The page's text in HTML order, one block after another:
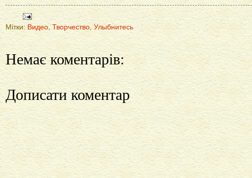
Мітки: Видео, Творчество,Улыбнитесь
Немає коментарів:
Дописати коментар